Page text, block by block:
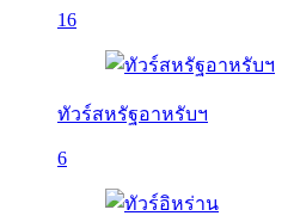
16
ทัวร์สหรัฐอาหรับฯ
6